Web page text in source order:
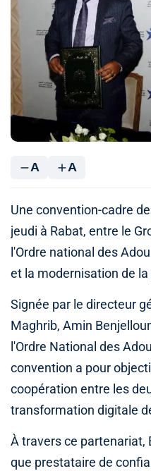
A A
Une convention-cadre
jeudi à Rabat, entre le
l'Ordre national des
et la modernisation de
Signée par le directeur
Maghrib, Amin
l'Ordre National des
convention a pour
coopération entre les
transformation digitale
À travers ce partenariat,
que prestataire de